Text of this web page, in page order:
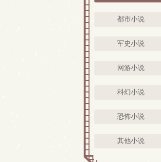
都市小说
军史小说
网游小说
科幻小说
恐怖小说
其他小说